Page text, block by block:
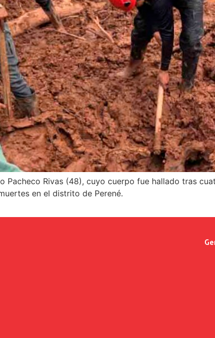
Rivas (48), cuyo cuerpo fue hallado tras
en el distrito de Perené.